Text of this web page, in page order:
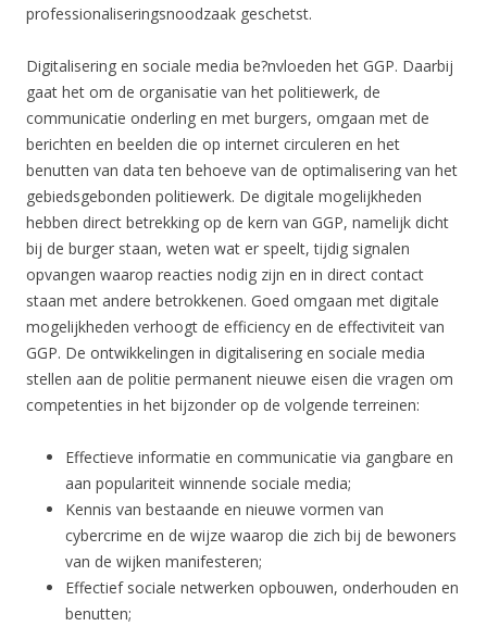
professionaliseringsnoodzaak geschetst.
Digitalisering en sociale media be?nvloeden het GGP. Daarbij
gaat het om de organisatie van het politiewerk, de
communicatie onderling en met burgers, omgaan met de
berichten en beelden die op internet circuleren en het
benutten van data ten behoeve van de optimalisering van het
gebiedsgebonden politiewerk. De digitale mogelijkheden
hebben direct betrekking op de kern van GGP, namelijk dicht
bij de burger staan, weten wat er speelt, tijdig signalen
opvangen waarop reacties nodig zijn en in direct contact
staan met andere betrokkenen. Goed omgaan met digitale
mogelijkheden verhoogt de efficiency en de effectiviteit van
GGP. De ontwikkelingen in digitalisering en sociale media
stellen aan de politie permanent nieuwe eisen die vragen om
competenties in het bijzonder op de volgende terreinen:
Effectieve informatie en communicatie via gangbare en
aan populariteit winnende sociale media;
Kennis van bestaande en nieuwe vormen van
cybercrime en de wijze waarop die zich bij de bewoners
van de wijken manifesteren;
Effectief sociale netwerken opbouwen, onderhouden en
benutten;